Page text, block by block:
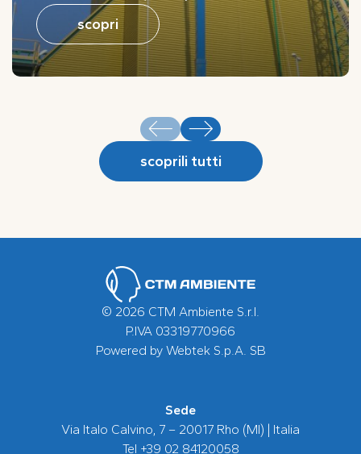
scopri
scoprili tutti
© 2026 CTM Ambiente S.r.l.
P.IVA 03319770966
Powered by Webtek S.p.A. SB
Sede
Via Italo Calvino, 7 – 20017 Rho (MI) | Italia
Tel +39 02 84120058